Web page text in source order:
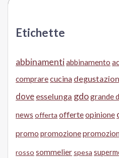
Etichette
abbinamentiabbinamento
comprarecucina
dove esselunga gdogrande
news offerta offerteopinione
promo promozione
rosso sommelier spesa